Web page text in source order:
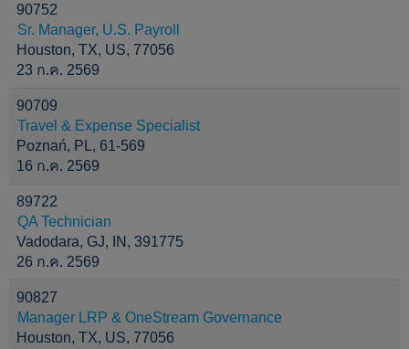
90752
Sr. Manager, U.S. Payroll
Houston, TX, US, 77056
23 ก.ค. 2569
90709
Travel & Expense Specialist
Poznań, PL, 61-569
16 ก.ค. 2569
89722
QA Technician
Vadodara, GJ, IN, 391775
26 ก.ค. 2569
90827
Manager LRP & OneStream Governance
Houston, TX, US, 77056